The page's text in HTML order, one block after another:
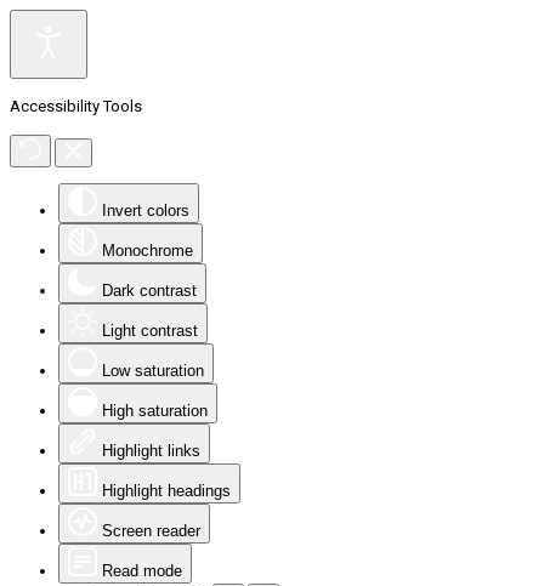
Accessibility Tools
Invert colors
Monochrome
Dark contrast
Light contrast
Low saturation
High saturation
Highlight links
Highlight headings
Screen reader
Read mode